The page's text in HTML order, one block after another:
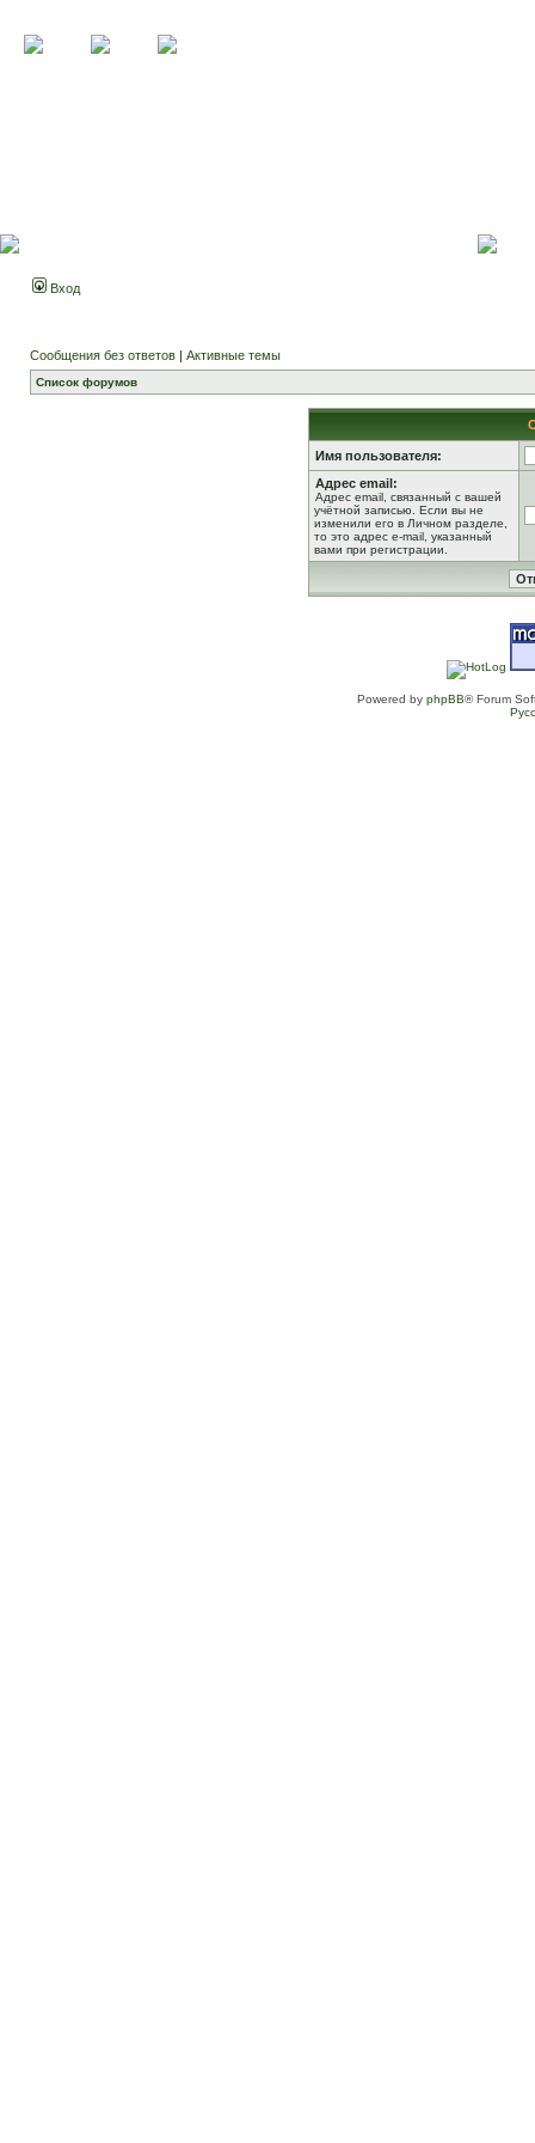
Вход
Сообщения без ответов | Активные темы
Список форумов
Имя пользователя:
Адрес email:
Адрес email, связанный с вашей
учётной записью. Если вы не
изменили его в Личном разделе,
то это адрес e-mail, указанный
вами при регистрации.
Powered by phpBB® Forum